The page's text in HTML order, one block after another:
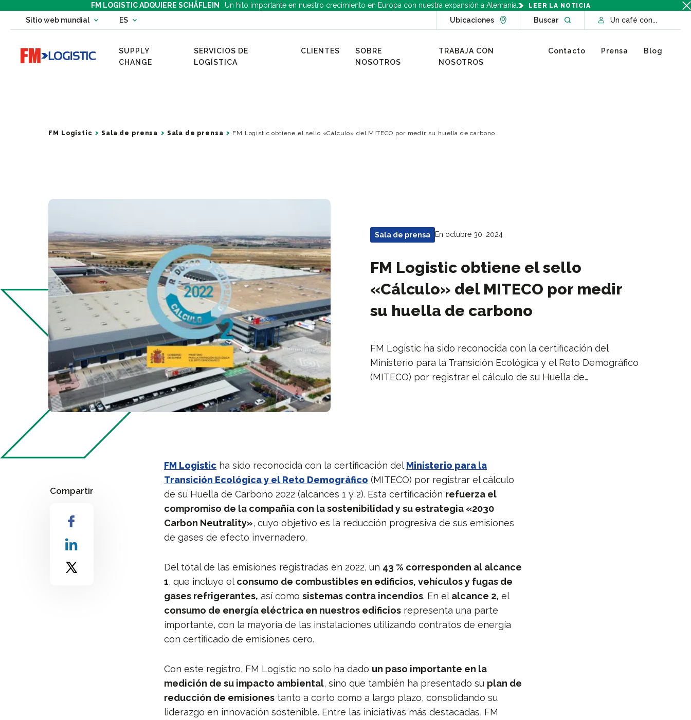
FM LOGISTIC ADQUIERE SCHÄFLEIN Un hito importante en nuestro crecimiento en Europa con nuestra expansión a Alemania. LEER LA NOTICIA
Sitio web mundial Change country website
ES
Change language UbicacionesGo to Locations page
BuscarOpen website searchUn café con...
Go to home page
SUPPLY
CHANGE
SERVICIOS DE
LOGÍSTICA
CLIENTES
SOBRE
NOSOTROS
TRABAJA CON
NOSOTROS
Contacto Prensa Blog
FM Logistic Sala de prensa Sala de prensa FM Logistic obtiene el sello «Cálculo» del MITECO por medir su huella de carbono
Sala de prensa En octubre 30, 2024
FM Logistic obtiene el sello
«Cálculo» del MITECO por medir
su huella de carbono
FM Logistic ha sido reconocida con la certificación del
Ministerio para la Transición Ecológica y el Reto Demográfico
(MITECO) por registrar el cálculo de su Huella de…
Compartir
FM Logistic ha sido reconocida con la certificación del Ministerio para la
Transición Ecológica y el Reto Demográfico (MITECO) por registrar el cálculo
de su Huella de Carbono 2022 (alcances 1 y 2). Esta certificación refuerza el
compromiso de la compañía con la sostenibilidad y su estrategia «2030
Carbon Neutrality», cuyo objetivo es la reducción progresiva de sus emisiones
de gases de efecto invernadero.
Del total de las emisiones registradas en 2022, un 43 % corresponden al alcance
1, que incluye el consumo de combustibles en edificios, vehículos y fugas de
gases refrigerantes, así comosistemas contra incendios. En el alcance 2, el
consumo de energía eléctrica en nuestros edificios representa una parte
importante, con la mayoría de las instalaciones utilizando contratos de energía
con certificado de emisiones cero.
Con este registro, FM Logistic no solo ha dado un paso importante en la
medición de su impacto ambiental, sino que también ha presentado su plan de
reducción de emisiones tanto a corto como a largo plazo, consolidando su
liderazgo en innovación sostenible. Entre las iniciativas más destacadas, FM